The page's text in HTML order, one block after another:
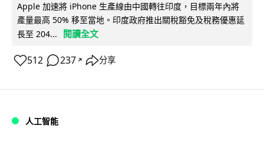
Apple 加速將 iPhone 生產線由中國轉往印度，目標兩年內將
產量最高 50% 移至當地。印度政府推出關稅豁免及稅務優惠延
長至 204...
閱讀全文
512 237 ↗ 分享
人工智能